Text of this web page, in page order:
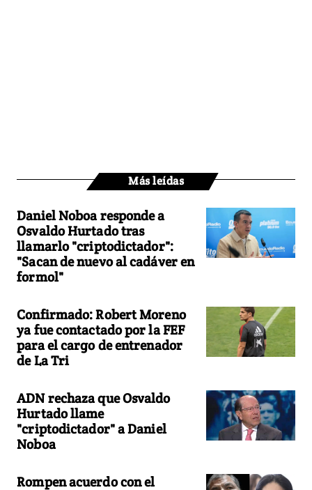
Más leídas
Daniel Noboa responde a
Osvaldo Hurtado tras
llamarlo "criptodictador":
"Sacan de nuevo al cadáver en
formol"
Confirmado: Robert Moreno
ya fue contactado por la FEF
para el cargo de entrenador
de La Tri
ADN rechaza que Osvaldo
Hurtado llame
"criptodictador" a Daniel
Noboa
Rompen acuerdo con el